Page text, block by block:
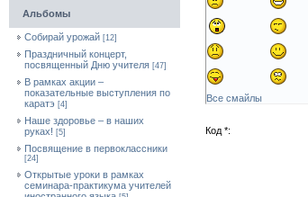
Альбомы
Собирай урожай [12]
Праздничный концерт,
посвященный Дню учителя [47]
В рамках акции –
показательные выступления по
каратэ [4]
Наше здоровье – в наших
руках! [5]
Посвящение в первоклассники
[24]
Открытые уроки в рамках
семинара-практикума учителей
Все смайлы
Код *: